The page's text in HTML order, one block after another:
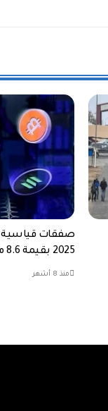
صفقات قياسية
2025 بقيمة 8.6 مليار دولار
منذ 8 أشهر